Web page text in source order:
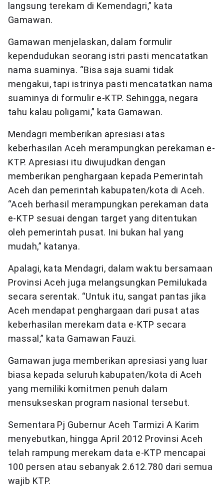
langsung terekam di Kemendagri,” kata
Gamawan.
Gamawan menjelaskan, dalam formulir
kependudukan seorang istri pasti mencatatkan
nama suaminya. “Bisa saja suami tidak
mengakui, tapi istrinya pasti mencatatkan nama
suaminya di formulir e-KTP. Sehingga, negara
tahu kalau poligami,” kata Gamawan.
Mendagri memberikan apresiasi atas
keberhasilan Aceh merampungkan perekaman e-
KTP. Apresiasi itu diwujudkan dengan
memberikan penghargaan kepada Pemerintah
Aceh dan pemerintah kabupaten/kota di Aceh.
“Aceh berhasil merampungkan perekaman data
e-KTP sesuai dengan target yang ditentukan
oleh pemerintah pusat. Ini bukan hal yang
mudah,” katanya.
Apalagi, kata Mendagri, dalam waktu bersamaan
Provinsi Aceh juga melangsungkan Pemilukada
secara serentak. “Untuk itu, sangat pantas jika
Aceh mendapat penghargaan dari pusat atas
keberhasilan merekam data e-KTP secara
massal,” kata Gamawan Fauzi.
Gamawan juga memberikan apresiasi yang luar
biasa kepada seluruh kabupaten/kota di Aceh
yang memiliki komitmen penuh dalam
mensukseskan program nasional tersebut.
Sementara Pj Gubernur Aceh Tarmizi A Karim
menyebutkan, hingga April 2012 Provinsi Aceh
telah rampung merekam data e-KTP mencapai
100 persen atau sebanyak 2.612.780 dari semua
wajib KTP.